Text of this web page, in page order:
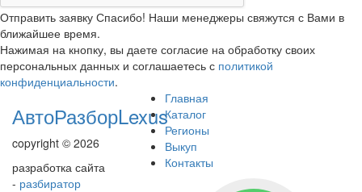
Отправить заявку Спасибо! Наши менеджеры свяжутся с Вами в
ближайшее время.
Нажимая на кнопку, вы даете согласие на обработку своих
персональных данных и соглашаетесь с политикой
конфиденциальности.
АвтоРазборLexus
copyright © 2026
разработка сайта
- разбиратор
Главная
Каталог
Регионы
Выкуп
Контакты